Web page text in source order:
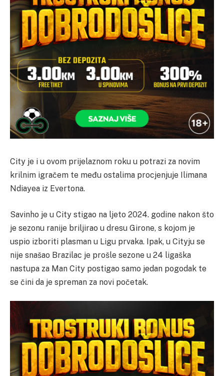
City je i u ovom prijelaznom roku u potrazi za novim
krilnim igračem te među ostalima procjenjuje Ilimana
Ndiayea iz Evertona.
Savinho je u City stigao na ljeto 2024. godine nakon što
je sezonu ranije briljirao u dresu Girone, s kojom je
uspio izboriti plasman u Ligu prvaka. Ipak, u Cityju se
nije snašao Brazilac je prošle sezone u 24 ligaška
nastupa za Man City postigao samo jedan pogodak te
se čini da je spreman za novi početak.